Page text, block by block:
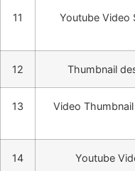
11
Youtube Video
12 Thumbnail
13
Video
14 Youtube